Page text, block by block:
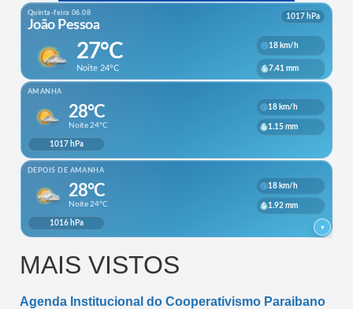
MAIS VISTOS
Agenda Institucional do Cooperativismo Paraibano